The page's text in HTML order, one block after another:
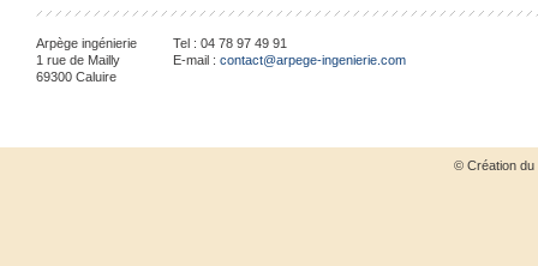
Arpège ingénierie
1 rue de Mailly
69300 Caluire
Tel : 04 78 97 49 91
E-mail : contact@arpege-ingenierie.com
© Création